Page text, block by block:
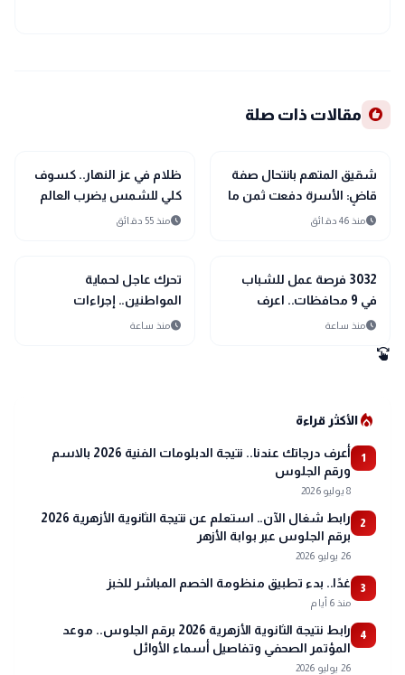
recommend مقالات ذات صلة
public
الأخبار المحلية
شقيق المتهم بانتحال صفة
قاضٍ: الأسرة دفعت ثمن ما
حدث.. ولم يساندنا حتى في
scheduleمنذ 46 دقائق
public
الأخبار المحلية
ظلام في عز النهار.. كسوف
كلي للشمس يضرب العالم
12 أغسطس
scheduleمنذ 55 دقائق
public
الأخبار المحلية3032 فرصة عمل للشباب
في 9 محافظات.. اعرف
التخصصات المطلوبة
scheduleمنذ ساعة
public
الأخبار المحلية
تحرك عاجل لحماية
المواطنين.. إجراءات
مشددة ضد تسجيل خطوط
scheduleمنذ ساعة
swipe
local_fire_departmentالأكثر قراءة
1
أعرف درجاتك عندنا.. نتيجة الدبلومات الفنية 2026 بالاسم
ورقم الجلوس
8 يوليو 2026
2
رابط شغال الآن.. استعلم عن نتيجة الثانوية الأزهرية 2026
برقم الجلوس عبر بوابة الأزهر
26 يوليو 2026
3 غدًا.. بدء تطبيق منظومة الخصم المباشر للخبز
منذ 6 أيام
4
رابط نتيجة الثانوية الأزهرية 2026 برقم الجلوس.. موعد
المؤتمر الصحفي وتفاصيل أسماء الأوائل
26 يوليو 2026